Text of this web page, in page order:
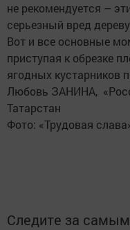
не рекомендуется –
серьезный вред
Вот и все основные
приступая к обрезке
ягодных кустарников
Любовь ЗАНИНА,
Татарстан
Фото: «Трудовая
Следите за